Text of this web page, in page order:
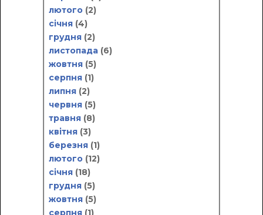
лютого (2)
січня (4)
грудня (2)
листопада (6)
жовтня (5)
серпня (1)
липня (2)
червня (5)
травня (8)
квітня (3)
березня (1)
лютого (12)
січня (18)
грудня (5)
жовтня (5)
серпня (1)